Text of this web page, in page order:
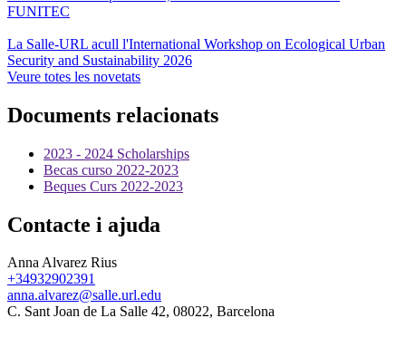
FUNITEC
La Salle-URL acull l'International Workshop on Ecological Urban
Security and Sustainability 2026
Veure totes les novetats
Documents relacionats
2023 - 2024 Scholarships
Becas curso 2022-2023
Beques Curs 2022-2023
Contacte i ajuda
Anna Alvarez Rius
+34932902391
anna.alvarez@salle.url.edu
C. Sant Joan de La Salle 42, 08022, Barcelona